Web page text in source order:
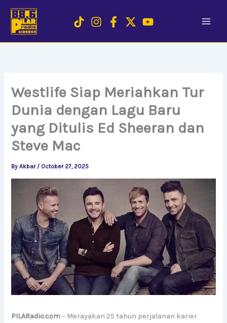
content
Westlife Siap Meriahkan Tur
Dunia dengan Lagu Baru
yang Ditulis Ed Sheeran dan
Steve Mac
ByAkbar / October 27, 2025
PILARadio.com– Merayakan 25 tahun perjalanan karier